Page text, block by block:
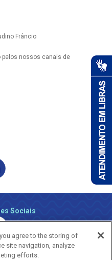
Frâncio
pelos nossos canais de
Sociais
agree to the storing of
site navigation, analyze
efforts.